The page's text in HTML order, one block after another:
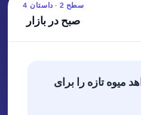
سطح 2 · داستان 4
صبح در بازار
میوه تازه را برای